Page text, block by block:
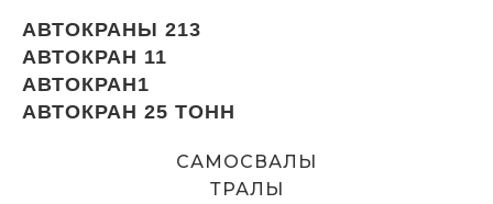
АВТОКРАНЫ 213
АВТОКРАН 11
АВТОКРАН1
АВТОКРАН 25 ТОНН
САМОСВАЛЫ
ТРАЛЫ